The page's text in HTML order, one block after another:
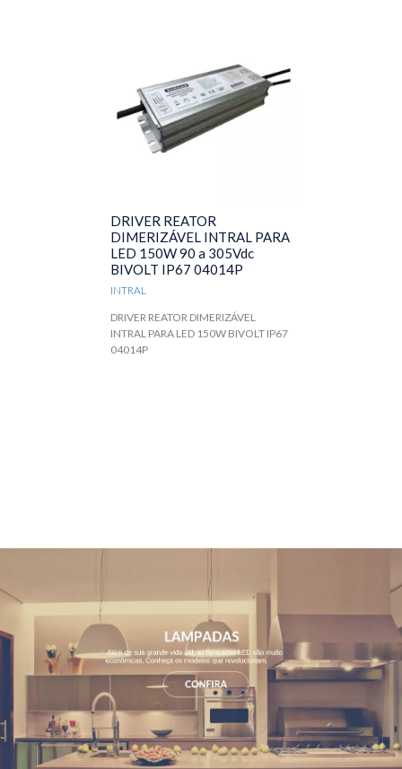
DRIVER REATOR
DIMERIZÁVEL INTRAL PARA
LED 150W 90 a 305Vdc
BIVOLT IP67 04014P
INTRAL
DRIVER REATOR DIMERIZÁVEL
INTRAL PARA LED 150W BIVOLT IP67
04014P